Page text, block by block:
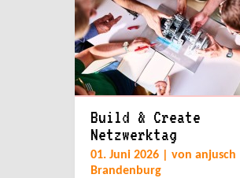
Build & Create
Netzwerktag
01. Juni 2026 | von anjusch |
Brandenburg